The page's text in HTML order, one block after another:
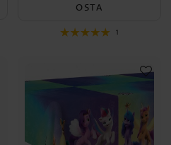
OSTA
1